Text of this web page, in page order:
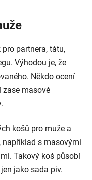
partnera, tátu,
Výhodou je, že
Někdo ocení
zase masové
košů pro muže a
s masovými
Takový koš působí
jako sada piv.